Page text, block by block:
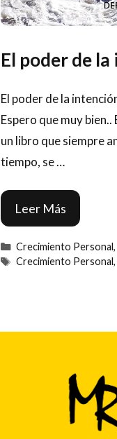
El poder de
El poder de la
Espero que muy
un libro que siempre
tiempo, se …
Leer Más
Categorías
Crecimiento Personal,
Etiquetas
Crecimiento Personal,